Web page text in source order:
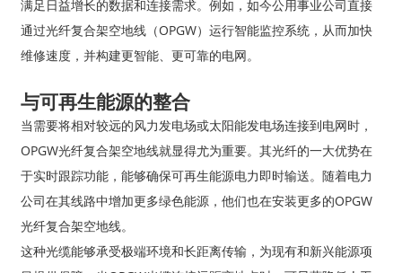
满足日益增长的数据和连接需求。例如，如今公用事业公司直接
通过光纤复合架空地线（OPGW）运行智能监控系统，从而加快
维修速度，并构建更智能、更可靠的电网。
与可再生能源的整合
当需要将相对较远的风力发电场或太阳能发电场连接到电网时，
OPGW光纤复合架空地线就显得尤为重要。其光纤的一大优势在
于实时跟踪功能，能够确保可再生能源电力即时输送。随着电力
公司在其线路中增加更多绿色能源，他们也在安装更多的OPGW
光纤复合架空地线。
这种光缆能够承受极端环境和长距离传输，为现有和新兴能源项